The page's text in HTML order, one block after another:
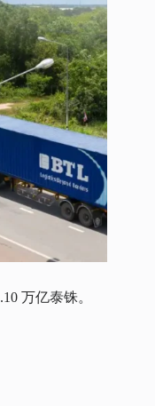
万亿泰铢。